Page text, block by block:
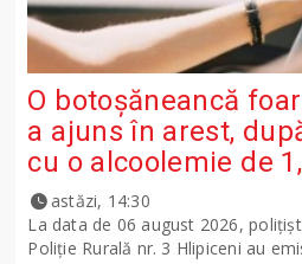
O botoșăneancă
a ajuns în arest,
cu o alcoolemie de
astăzi, 14:30
La data de 06 august 2026,
Poliție Rurală nr. 3 Hlipiceni au